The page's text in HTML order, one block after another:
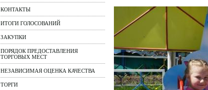
КОНТАКТЫ
ИТОГИ ГОЛОСОВАНИЙ
ЗАКУПКИ
ПОРЯДОК ПРЕДОСТАВЛЕНИЯ
ТОРГОВЫХ МЕСТ
НЕЗАВИСИМАЯ ОЦЕНКА КАЧЕСТВА
ТОРГИ